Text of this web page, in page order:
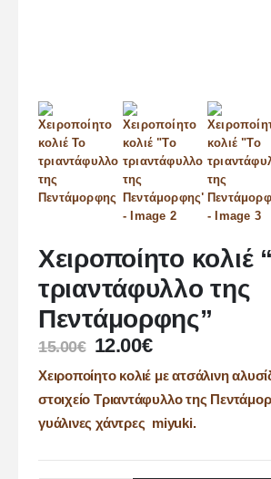
Χειροποίητο κολιέ
τριαντάφυλλο της
Πεντάμορφης”
15.00€ 12.00€
Χειροποίητο κολιέ με ατσάλινη
στοιχείο Τριαντάφυλλο της
γυάλινες χάντρες miyuki.